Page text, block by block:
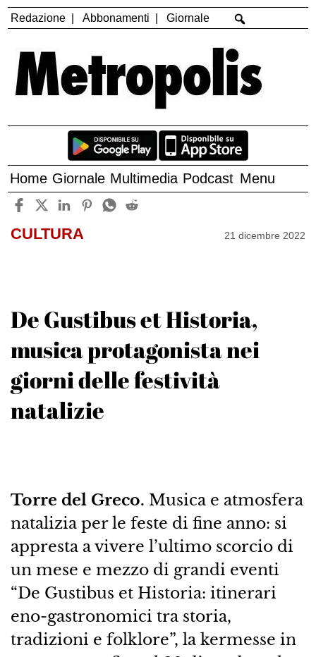
Redazione Abbonamenti Giornale
Home Giornale Multimedia Podcast Menu
CULTURA 21 dicembre 2022
De Gustibus et Historia,
musica protagonista nei
giorni delle festività
natalizie
Torre del Greco. Musica e atmosfera
natalizia per le feste di fine anno: si
appresta a vivere l’ultimo scorcio di
un mese e mezzo di grandi eventi
“De Gustibus et Historia: itinerari
eno-gastronomici tra storia,
tradizioni e folklore”, la kermesse in